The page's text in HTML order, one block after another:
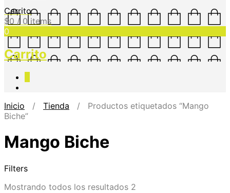
Carrito
$0 / 0 items
0
Carrito
Inicio / Tienda / Productos etiquetados “Mango
Biche”
Mango Biche
Filters
Mostrando todos los resultados 2